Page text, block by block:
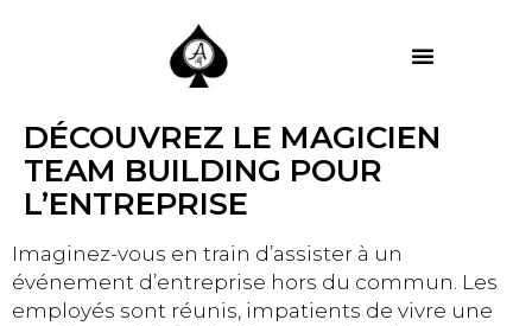
DÉCOUVREZ LE MAGICIEN
TEAM BUILDING POUR
L’ENTREPRISE
Imaginez-vous en train d’assister à un
événement d’entreprise hors du commun. Les
employés sont réunis, impatients de vivre une